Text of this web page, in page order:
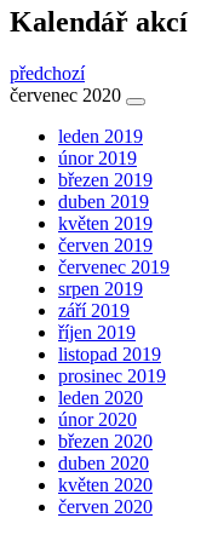
Kalendář akcí
předchozí
červenec 2020
leden 2019
únor 2019
březen 2019
duben 2019
květen 2019
červen 2019
červenec 2019
srpen 2019
září 2019
říjen 2019
listopad 2019
prosinec 2019
leden 2020
únor 2020
březen 2020
duben 2020
květen 2020
červen 2020